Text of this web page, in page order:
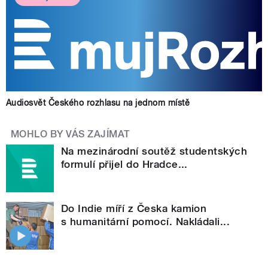
Audiosvět Českého rozhlasu na jednom místě
MOHLO BY VÁS ZAJÍMAT
Na mezinárodní soutěž studentských
formulí přijel do Hradce...
Do Indie míří z Česka kamion
s humanitární pomocí. Nakládali...